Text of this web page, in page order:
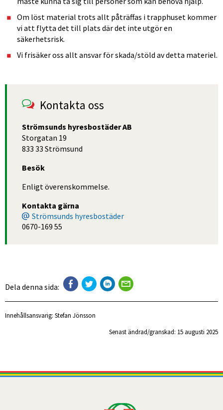
Om löst material trots allt påträffas i trapphuset kommer
vi att flytta det till plats där det inte utgör en
säkerhetsrisk.
Vi frisäker oss allt ansvar för skada/stöld av detta materiel.
Kontakta oss
Strömsunds hyresbostäder AB
Storgatan 19
833 33 Strömsund
Besök
Enligt överenskommelse.
Kontakta gärna
Strömsunds hyresbostäder
0670-169 55
Dela denna sida:
Innehållsansvarig: Stefan Jönsson
Senast ändrad/granskad: 15 augusti 2025